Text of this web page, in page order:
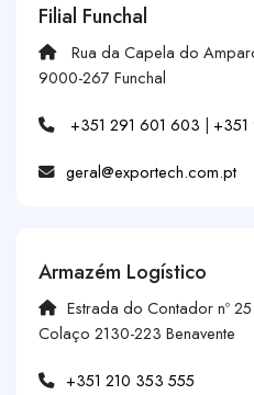
Filial Funchal
Rua da Capela do
9000-267 Funchal
+351 291 601 603 |
geral@exportech.com.pt
Armazém Logístico
Estrada do Contador nº
Colaço 2130-223 Benavente
+351 210 353 555